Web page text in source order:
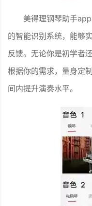
美得理钢琴助手
的智能识别系统，能够
反馈。无论你是初学者
根据你的需求，量身定
间内提升演奏水平。